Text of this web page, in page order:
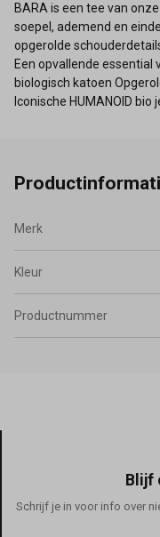
BARA is een tee van
soepel, ademend en
opgerolde
Een opvallende essential
biologisch katoen
Iconische HUMANOID
Merk
Kleur
Productnummer
Blijf
Schrijf je in voor info over